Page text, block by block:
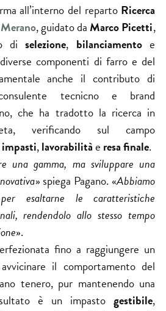
all’interno del reparto Ricerca
, guidato da Marco Picetti,
diselezione, bilanciamentoe
componenti di farro e del
anche il contributo di
tecnicno e brand
che ha tradotto la ricerca in
verificando sul campo
impasti,lavorabilitàe resa finale.
una gamma, ma sviluppare una
» spiega Pagano. «Abbiamo
esaltarne le caratteristiche
rendendolo allo stesso tempo
».
fino a raggiungere un
il comportamento del
tenero, pur mantenendo una
è un impastogestibile,